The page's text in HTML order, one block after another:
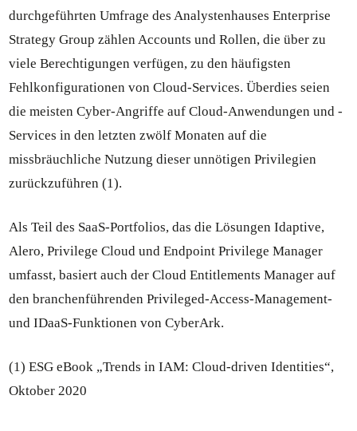
durchgeführten Umfrage des Analystenhauses Enterprise
Strategy Group zählen Accounts und Rollen, die über zu
viele Berechtigungen verfügen, zu den häufigsten
Fehlkonfigurationen von Cloud-Services. Überdies seien
die meisten Cyber-Angriffe auf Cloud-Anwendungen und -
Services in den letzten zwölf Monaten auf die
missbräuchliche Nutzung dieser unnötigen Privilegien
zurückzuführen (1).
Als Teil des SaaS-Portfolios, das die Lösungen Idaptive,
Alero, Privilege Cloud und Endpoint Privilege Manager
umfasst, basiert auch der Cloud Entitlements Manager auf
den branchenführenden Privileged-Access-Management-
und IDaaS-Funktionen von CyberArk.
(1) ESG eBook „Trends in IAM: Cloud-driven Identities“,
Oktober 2020